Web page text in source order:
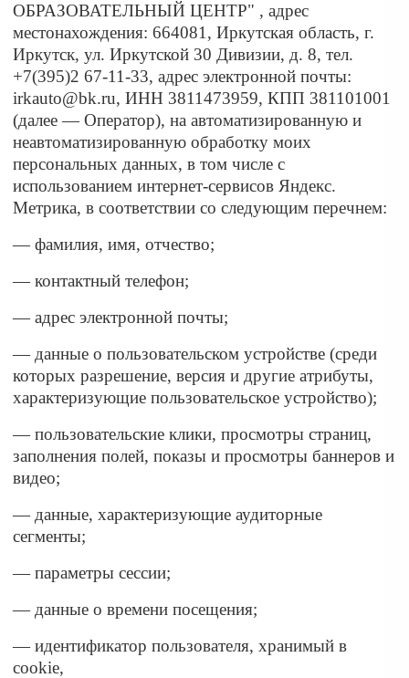
ОБРАЗОВАТЕЛЬНЫЙ ЦЕНТР" , адрес
местонахождения: 664081, Иркутская область, г.
Иркутск, ул. Иркутской 30 Дивизии, д. 8, тел.
+7(395)2 67-11-33, адрес электронной почты:
irkauto@bk.ru, ИНН 3811473959, КПП 381101001
(далее — Оператор), на автоматизированную и
неавтоматизированную обработку моих
персональных данных, в том числе с
использованием интернет-сервисов Яндекс.
Метрика, в соответствии со следующим перечнем:
— фамилия, имя, отчество;
— контактный телефон;
— адрес электронной почты;
— данные о пользовательском устройстве (среди
которых разрешение, версия и другие атрибуты,
характеризующие пользовательское устройство);
— пользовательские клики, просмотры страниц,
заполнения полей, показы и просмотры баннеров и
видео;
— данные, характеризующие аудиторные
сегменты;
— параметры сессии;
— данные о времени посещения;
— идентификатор пользователя, хранимый в
cookie,